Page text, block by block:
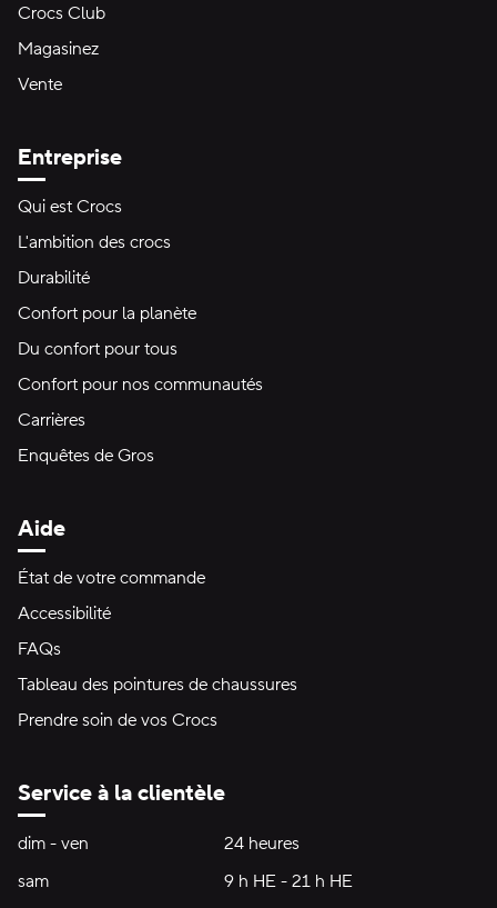
Crocs Club
Magasinez
Vente
Entreprise
Qui est Crocs
L'ambition des crocs
Durabilité
Confort pour la planète
Du confort pour tous
Confort pour nos communautés
Carrières
Enquêtes de Gros
Aide
État de votre commande
Accessibilité
FAQs
Tableau des pointures de chaussures
Prendre soin de vos Crocs
Service à la clientèle
Heures d'ouverture:
dim - ven dimanche à vendredi24 heures24 heures
sam
9 h HE - 21 h HE9 h HE - 21 h HE